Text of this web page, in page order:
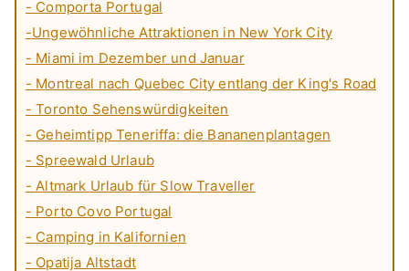
- Comporta Portugal
-Ungewöhnliche Attraktionen in New York City
- Miami im Dezember und Januar
- Montreal nach Quebec City entlang der King's Road
- Toronto Sehenswürdigkeiten
- Geheimtipp Teneriffa: die Bananenplantagen
- Spreewald Urlaub
- Altmark Urlaub für Slow Traveller
- Porto Covo Portugal
- Camping in Kalifornien
- Opatija Altstadt